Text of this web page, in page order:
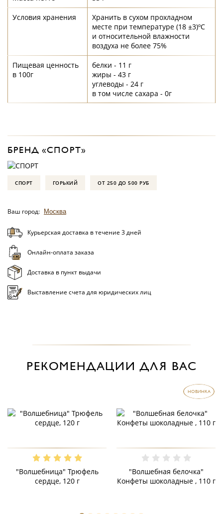
Условия хранения
Хранить в сухом прохладном
месте при температуре (18 ±3)ºС
и относительной влажности
воздуха не более 75%
Пищевая ценность
в 100г
белки - 11 г
жиры - 43 г
углеводы - 24 г
в том числе сахара - 0г
БРЕНД «СПОРТ»
СПОРТ ГОРЬКИЙ ОТ 250 ДО 500 РУБ
Ваш город: Москва
Курьерская доставка в течение 3 дней
Онлайн-оплата заказа
Доставка в пункт выдачи
Выставление счета для юридических лиц
РЕКОМЕНДАЦИИ ДЛЯ ВАС
"Волшебница" Трюфель
сердце, 120 г
НОВИНКА
"Волшебная белочка"
Конфеты шоколадные , 110 г